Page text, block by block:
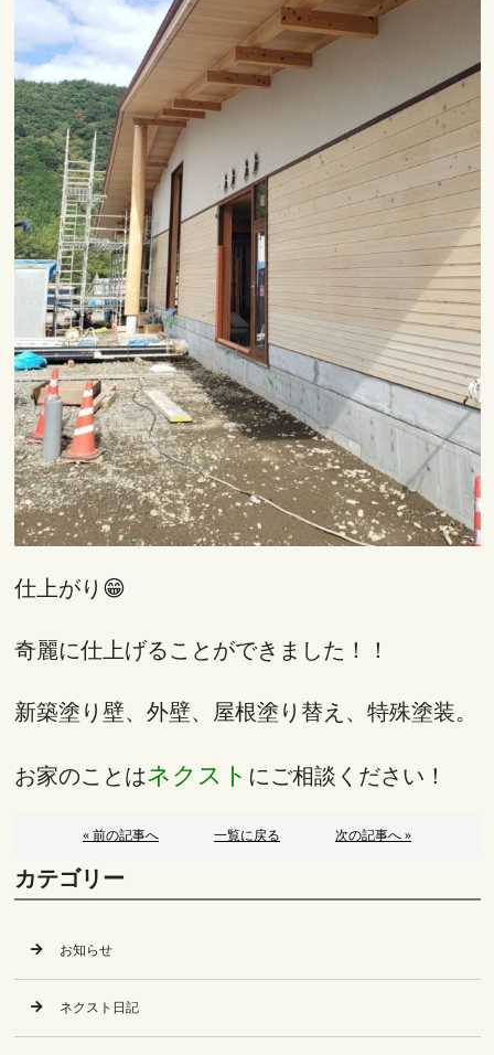
仕上がり😁
奇麗に仕上げることができました！！
新築塗り壁、外壁、屋根塗り替え、特殊塗装。
お家のことはネクスト にご相談ください！
« 前の記事へ 一覧に戻る 次の記事へ »
カテゴリー
お知らせ
ネクスト日記